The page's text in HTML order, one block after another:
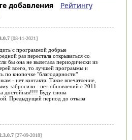
добавления
Рейтингу
[08-11-2021]
с программой добрые
раз перестала открываться со
бы она не вылетала периодически из
всего, то лучшей программы и
по кнопочке "благодарности"
- нет контакта. Такое впечатление,
забросили - нет обновлений с 2011
достойная!!!! Буду снова
Предыдущий период до отказа
[27-09-2018]